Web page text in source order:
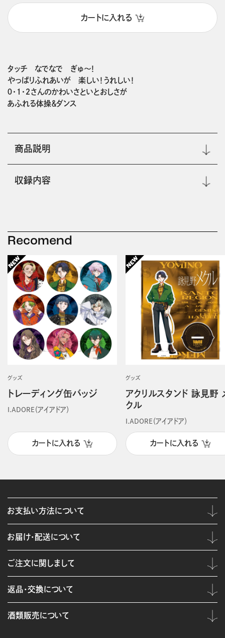
カートに入れる
タッチ　なでなで　ぎゅ～！
やっぱりふれあいが　楽しい！うれしい！
０・１・２さんのかわいさといとおしさが
あふれる体操＆ダンス
商品説明
収録内容
Recomend
グッズ
トレーディング缶バッジ
I.ADORE（アイアドア）
カートに入れる
グッズ
アクリルスタンド 詠見野
クル
I.ADORE（アイアドア）
カートに入れる
お支払い方法について
お届け・配送について
ご注文に関しまして
返品・交換について
酒類販売について